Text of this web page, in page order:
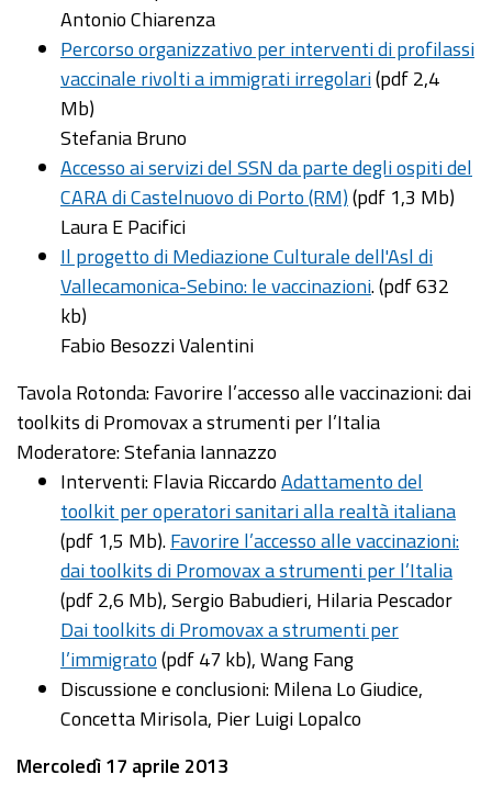
Antonio Chiarenza
Percorso organizzativo per interventi di profilassi
vaccinale rivolti a immigrati irregolari(pdf 2,4
Mb)
Stefania Bruno
Accesso ai servizi del SSN da parte degli ospiti del
CARA di Castelnuovo di Porto (RM)(pdf 1,3 Mb)
Laura E Pacifici
Il progetto di Mediazione Culturale dell'Asl di
Vallecamonica-Sebino: le vaccinazioni. (pdf 632
kb)
Fabio Besozzi Valentini
Tavola Rotonda: Favorire l’accesso alle vaccinazioni: dai
toolkits di Promovax a strumenti per l’Italia
Moderatore: Stefania Iannazzo
Interventi: Flavia RiccardoAdattamento del
toolkit per operatori sanitari alla realtà italiana
(pdf 1,5 Mb).Favorire l’accesso alle vaccinazioni:
dai toolkits di Promovax a strumenti per l’Italia
(pdf 2,6 Mb), Sergio Babudieri, Hilaria Pescador
Dai toolkits di Promovax a strumenti per
l’immigrato(pdf 47 kb), Wang Fang
Discussione e conclusioni: Milena Lo Giudice,
Concetta Mirisola, Pier Luigi Lopalco
Mercoledì 17 aprile 2013